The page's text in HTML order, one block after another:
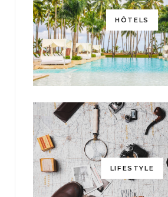
HÔTELS
LIFESTYLE